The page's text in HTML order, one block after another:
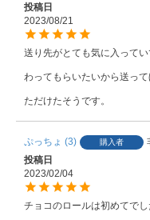
投稿日
2023/08/21
送り先がとても気に入って
わってもらいたいから送っ
ただけたそうです。
ぷっちょ 3 購入者
投稿日
2023/02/04
チョコのロールは初めてで